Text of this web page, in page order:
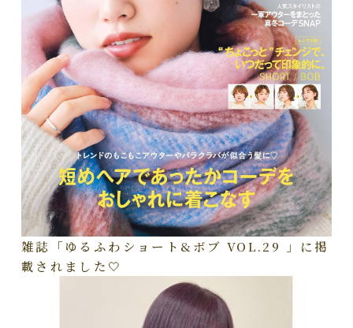
雑誌「ゆるふわショート&ボブ VOL.29 」に掲
載されました🤍